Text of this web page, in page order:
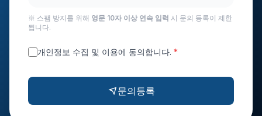
※ 스팸 방지를 위해 영문 10자 이상 연속 입력 시 문의 등록이 제한
됩니다.
개인정보 수집 및 이용에 동의합니다. *
문의등록